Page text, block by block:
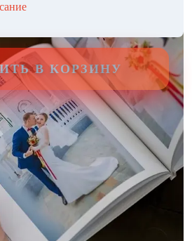
В КОРЗИНУ
стили фотокниг